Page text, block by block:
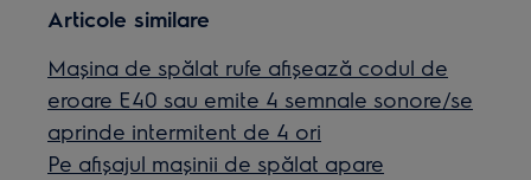
Articole similare
Mașina de spălat rufe afișează codul de
eroare E40 sau emite 4 semnale sonore/se
aprinde intermitent de 4 ori
Pe afișajul mașinii de spălat apare